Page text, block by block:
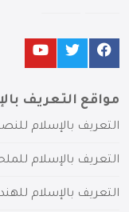
مواقع التعريف
التعريف بالإسلام
التعريف بالإسلام
التعريف بالإسلام